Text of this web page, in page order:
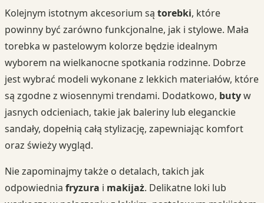
Kolejnym istotnym akcesorium są torebki, które
powinny być zarówno funkcjonalne, jak i stylowe. Mała
torebka w pastelowym kolorze będzie idealnym
wyborem na wielkanocne spotkania rodzinne. Dobrze
jest wybrać modeli wykonane z lekkich materiałów, które
są zgodne z wiosennymi trendami. Dodatkowo, butyw
jasnych odcieniach, takie jak baleriny lub eleganckie
sandały, dopełnią całą stylizację, zapewniając komfort
oraz świeży wygląd.
Nie zapominajmy także o detalach, takich jak
odpowiednia fryzura i makijaż. Delikatne loki lub